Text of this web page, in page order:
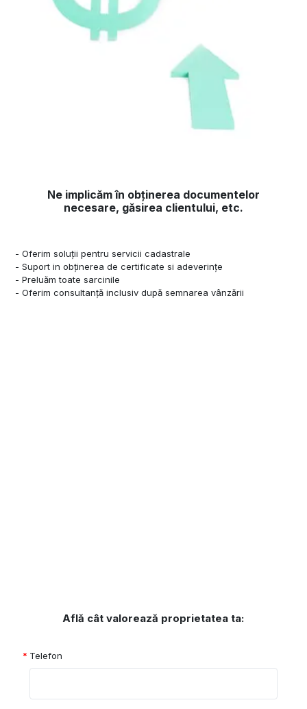
Ne implicăm în obținerea documentelor
necesare, găsirea clientului, etc.
- Oferim soluții pentru servicii cadastrale
- Suport in obținerea de certificate si adeverințe
- Preluăm toate sarcinile
- Oferim consultanță inclusiv după semnarea vânzării
Află cât valorează proprietatea ta:
Telefon